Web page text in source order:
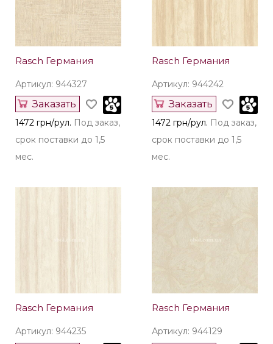
Rasch Германия
Артикул: 944327
Заказать
1472 грн/рул. Под заказ,
срок поставки до 1,5
мес.
Rasch Германия
Артикул: 944242
Заказать
1472 грн/рул. Под заказ,
срок поставки до 1,5
мес.
Rasch Германия
Артикул: 944235
Rasch Германия
Артикул: 944129